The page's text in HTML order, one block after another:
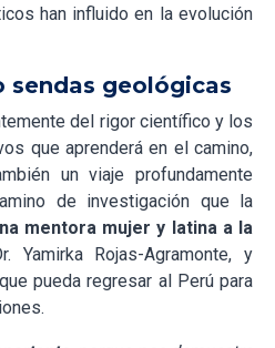
han influido en la evolución
sendas geológicas
del rigor científico y los
que aprenderá en el camino,
un viaje profundamente
de investigación que la
mentora mujer y latina a la
Yamirka Rojas-Agramonte, y
pueda regresar al Perú para